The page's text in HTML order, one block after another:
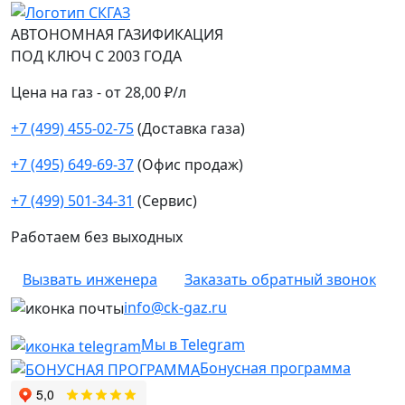
АВТОНОМНАЯ ГАЗИФИКАЦИЯ
ПОД КЛЮЧ С 2003 ГОДА
Цена на газ - от 28,00 ₽/л
+7 (499) 455-02-75(Доставка газа)
+7 (495) 649-69-37(Офис продаж)
+7 (499) 501-34-31 (Сервис)
Работаем без выходных
Вызвать инженера
Заказать обратный звонок
info@ck-gaz.ru
Мы в Telegram
Бонусная программа